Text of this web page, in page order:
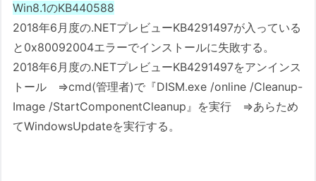
Win8.1のKB440588
2018年6月度の.NETプレビューKB4291497が入っている
と0x80092004エラーでインストールに失敗する。
2018年6月度の.NETプレビューKB4291497をアンインス
トール ⇒cmd(管理者)で『DISM.exe /online /Cleanup-
Image /StartComponentCleanup』を実行 ⇒あらため
てWindowsUpdateを実行する。